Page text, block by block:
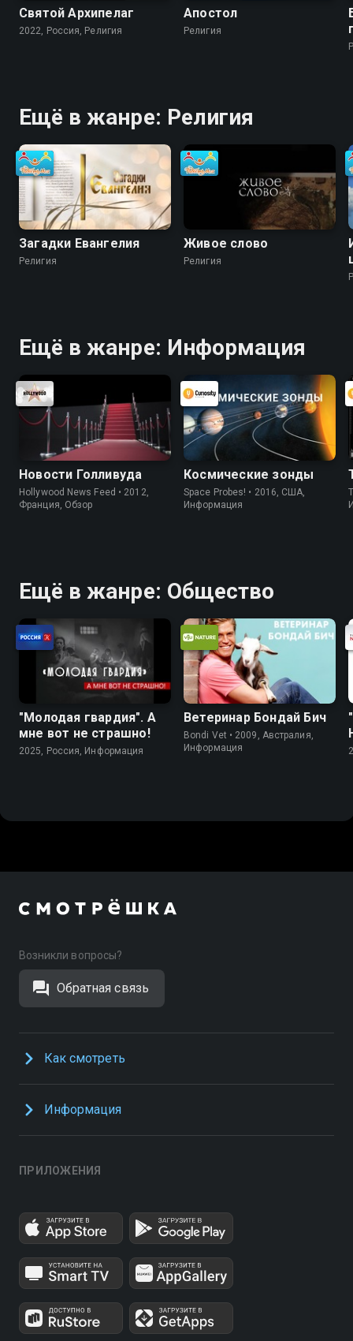
Святой Архипелаг
2022, Россия, Религия
Апостол
Религия
Ещё в жанре: Религия
Загадки Евангелия
Религия
Живое слово
Религия
Ещё в жанре: Информация
Новости Голливуда
Hollywood News Feed • 2012,
Франция, Обзор
Космические зонды
Space Probes! • 2016, США,
Информация
Ещё в жанре: Общество
"Молодая гвардия". А
мне вот не страшно!
2025, Россия, Информация
Ветеринар Бондай Бич
Bondi Vet • 2009, Австралия,
Информация
Возникли вопросы?
Обратная связь
Как смотреть
Информация
ПРИЛОЖЕНИЯ